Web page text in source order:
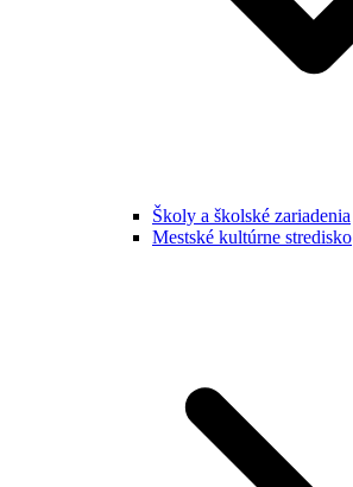
Školy a školské zariadenia
Mestské kultúrne stredisko